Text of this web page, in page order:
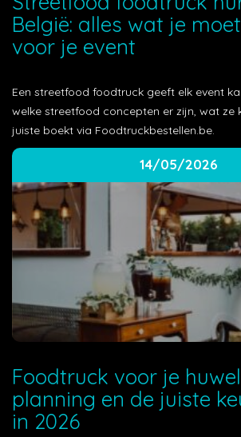
België: alles wat je
voor je event
Een streetfood foodtruck geeft elk event
welke streetfood concepten er zijn, wat ze
juiste boekt via Foodtruckbestellen.be.
14/05/2026
Foodtruck voor je
planning en de juiste
in 2026